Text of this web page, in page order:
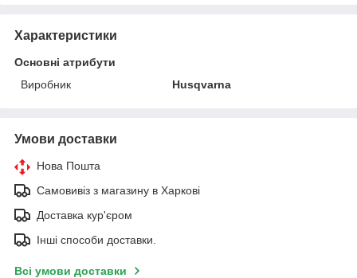
Характеристики
Основні атрибути
Виробник
Husqvarna
Умови доставки
Нова Пошта
Самовивіз з магазину в Харкові
Доставка кур'єром
Інші способи доставки.
Всі умови доставки